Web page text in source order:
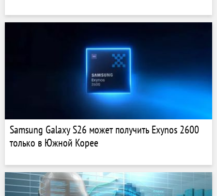
Samsung Galaxy S26 может получить Exynos 2600
только в Южной Корее